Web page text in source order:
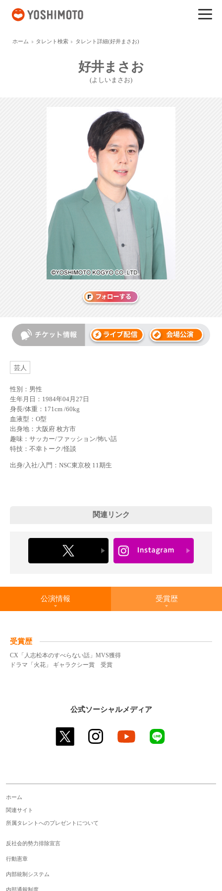
ホーム タレント検索 タレント詳細(好井まさお)
好井まさお
(よしいまさお)
芸人
性別：男性
生年月日：1984年04月27日
身長/体重：171cm /60kg
血液型：O型
出身地：大阪府 枚方市
趣味：サッカー/ファッション/怖い話
特技：不幸トーク/怪談
出身/入社/入門：NSC東京校 11期生
関連リンク
公演情報 受賞歴
受賞歴
CX「人志松本のすべらない話」MVS獲得
ドラマ「火花」 ギャラクシー賞 受賞
公式ソーシャルメディア
twitter instagram youtube
ホーム
関連サイト
所属タレントへのプレゼントについて
反社会的勢力排除宣言
行動憲章
内部統制システム
内部通報制度